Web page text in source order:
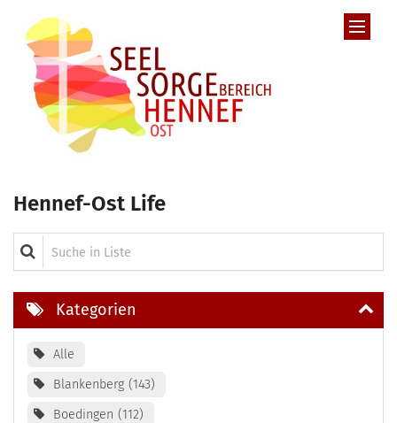
Hennef-Ost Life
Suche in Liste
Kategorien
Alle
Blankenberg
143
Boedingen
112